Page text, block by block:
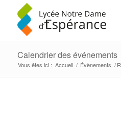
Calendrier des événements
Vous êtes ici : Accueil / Évènements /